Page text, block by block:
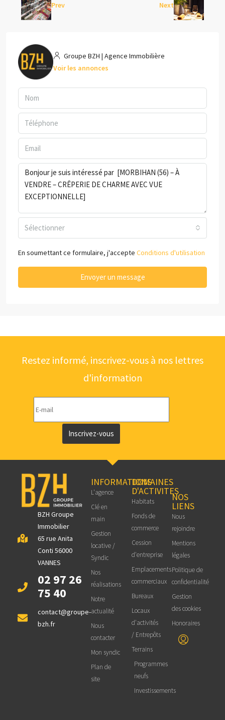
Prev Next
Groupe BZH | Agence Immobilière
Voir les annonces
Sélectionner
En soumettant ce formulaire, j'accepte Conditions d'utilisation
Envoyer un message
Restez informé, inscrivez-vous à nos lettres
d'information
Inscrivez-vous
BZH Groupe
Immobilier
65 rue Anita
Conti 56000
VANNES
02 97 26
75 40
contact@groupe-
bzh.fr
INFORMATIONS
L'agence
Clé en
main
Gestion
locative /
Syndic
Nos
réalisations
Notre
actualité
Nous
contacter
Mon syndic
Plan de
site
DOMAINES
D'ACTIVITES
Habitats
Fonds de
commerce
Cession
d'entreprise
Emplacements
commerciaux
Bureaux
Locaux
d'activités
/ Entrepôts
Terrains
Programmes
neufs
Investissements
NOS
LIENS
Nous
rejoindre
Mentions
légales
Politique de
confidentialité
Gestion
des cookies
Honoraires